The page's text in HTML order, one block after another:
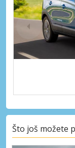
Što još možete